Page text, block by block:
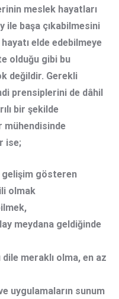
meslek hayatları
ile başa çıkabilmesini
elde edebilmeye
olduğu gibi bu
değildir. Gerekli
prensiplerini de dâhil
bir şekilde
mühendisinde
ise;
gelişim gösteren
olmak
meydana geldiğinde
meraklı olma, en az
uygulamaların sunum